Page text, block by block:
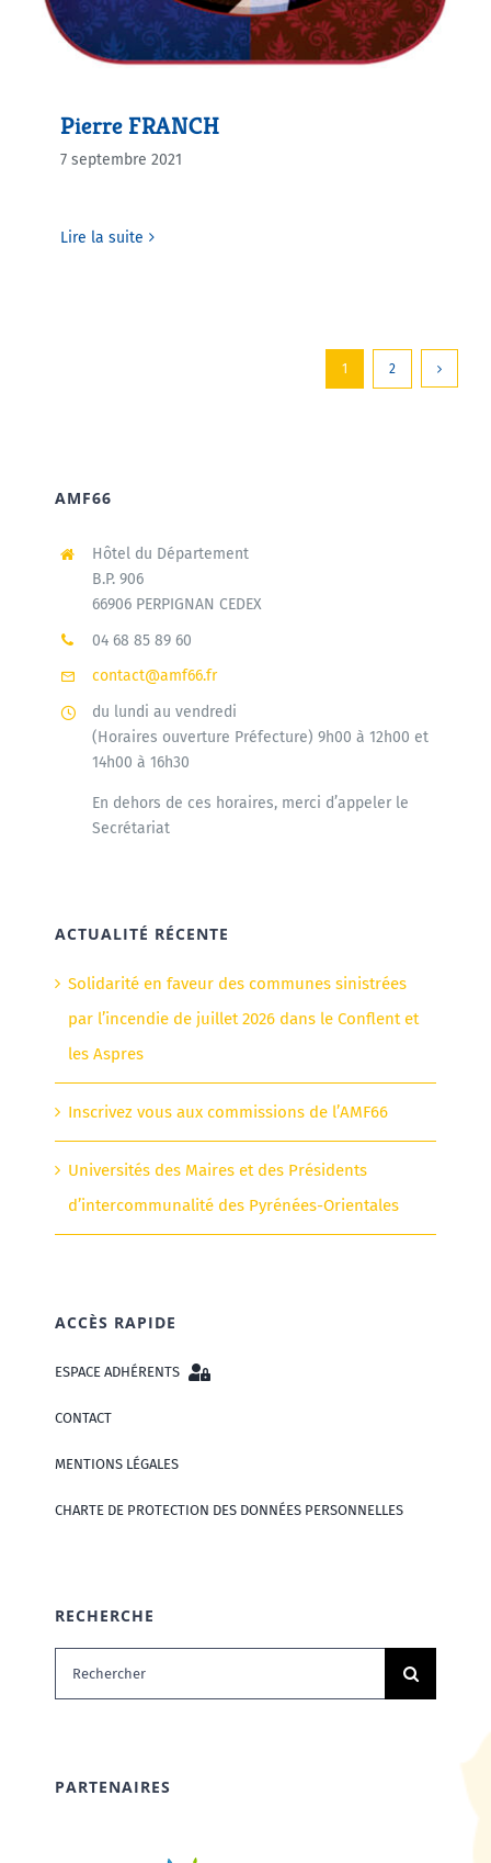
Pierre FRANCH
7 septembre 2021
Lire la suite
1 2
AMF66
Hôtel du Département
B.P. 906
66906 PERPIGNAN CEDEX
04 68 85 89 60
contact@amf66.fr
du lundi au vendredi
(Horaires ouverture Préfecture) 9h00 à 12h00 et
14h00 à 16h30
En dehors de ces horaires, merci d’appeler le
Secrétariat
ACTUALITÉ RÉCENTE
Solidarité en faveur des communes sinistrées
par l’incendie de juillet 2026 dans le Conflent et
les Aspres
Inscrivez vous aux commissions de l’AMF66
Universités des Maires et des Présidents
d’intercommunalité des Pyrénées-Orientales
ACCÈS RAPIDE
ESPACE ADHÉRENTS
CONTACT
MENTIONS LÉGALES
CHARTE DE PROTECTION DES DONNÉES PERSONNELLES
RECHERCHE
Rechercher:
PARTENAIRES